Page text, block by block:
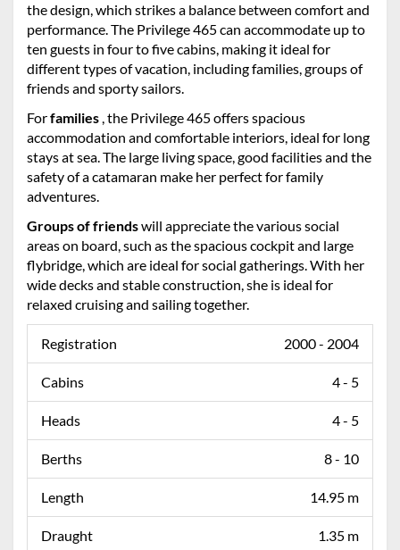
the design, which strikes a balance between comfort and
performance. The Privilege 465 can accommodate up to
ten guests in four to five cabins, making it ideal for
different types of vacation, including families, groups of
friends and sporty sailors.
Forfamilies , the Privilege 465 offers spacious
accommodation and comfortable interiors, ideal for long
stays at sea. The large living space, good facilities and the
safety of a catamaran make her perfect for family
adventures.
Groups of friendswill appreciate the various social
areas on board, such as the spacious cockpit and large
flybridge, which are ideal for social gatherings. With her
wide decks and stable construction, she is ideal for
relaxed cruising and sailing together.
Registration 2000 - 2004
Cabins 4 - 5
Heads 4 - 5
Berths 8 - 10
Length 14.95 m
Draught 1.35 m